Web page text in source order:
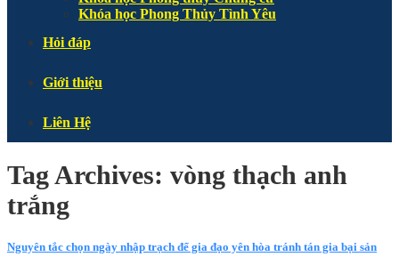
Khóa học Phong Thủy Tình Yêu
Hỏi đáp
Giới thiệu
Liên Hệ
Tag Archives: vòng thạch anh
trắng
Nguyên tắc chọn ngày nhập trạch để gia đạo yên hòa tránh tán gia bại sản